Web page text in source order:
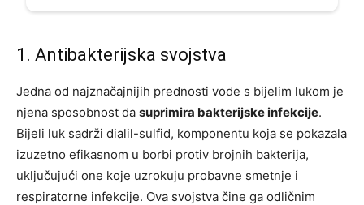
1. Antibakterijska svojstva
Jedna od najznačajnijih prednosti vode s bijelim lukom je
njena sposobnost da suprimira bakterijske infekcije.
Bijeli luk sadrži dialil-sulfid, komponentu koja se pokazala
izuzetno efikasnom u borbi protiv brojnih bakterija,
uključujući one koje uzrokuju probavne smetnje i
respiratorne infekcije. Ova svojstva čine ga odličnim